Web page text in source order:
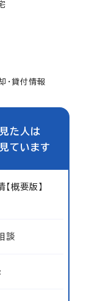
・貸付情報
た人は
ています
概要版】
談